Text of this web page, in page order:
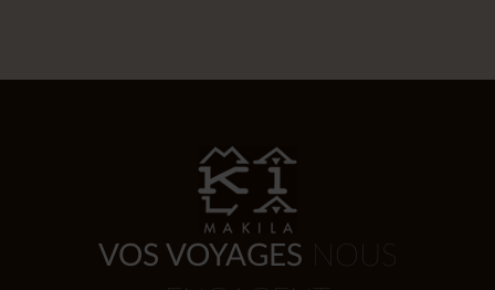
VOS VOYAGES NOUS